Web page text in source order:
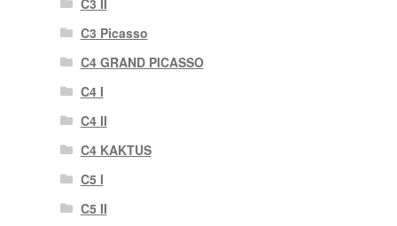
C3 Picasso
C4 GRAND PICASSO
C4 I
C4 II
C4 KAKTUS
C5 I
C5 II